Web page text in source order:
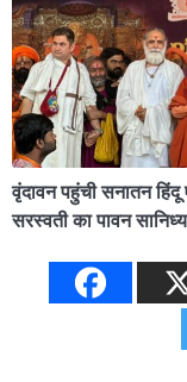
वृंदावन पहुंची सनातन हिंदू
सरस्वती का पावन